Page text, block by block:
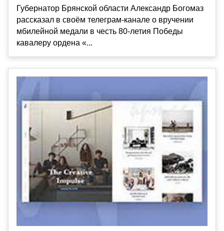
Губернатор Брянской области Александр Богомаз
рассказал в своём телеграм-канале о вручении
мбилейной медали в честь 80-летия Победы
кавалеру ордена «...